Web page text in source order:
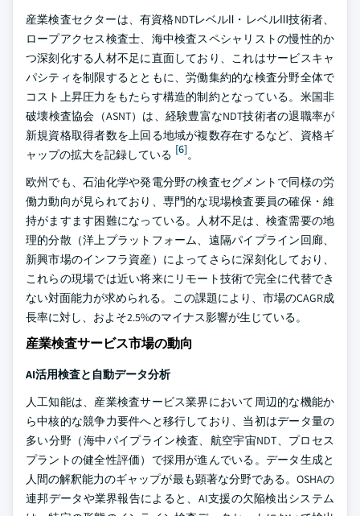
産業検査セクターは、有資格NDTレベルⅡ・レベルⅢ技術者、
ロープアクセス検査士、海中検査スペシャリストの慢性的か
つ深刻化する人材不足に直面しており、これはサービスキャ
パシティを制限するとともに、労働集約的な検査分野全体で
コスト上昇圧力をもたらす構造的制約となっている。米国非
破壊検査協会（ASNT）は、経験豊富なNDT技術者の退職率が
新規資格取得者数を上回る地域が複数存在するなど、資格ギ
ャップの拡大を記録している [6]。
欧州でも、石油化学や発電分野の検査セグメントで同様の労
働力動向が見られており、専門的な現場検査要員の確保・維
持がますます困難になっている。人材不足は、検査需要の地
理的分散（洋上プラットフォーム、遠隔パイプライン回廊、
新興市場のインフラ資産）によってさらに深刻化しており、
これらの現場では近い将来にリモート技術で完全に代替でき
ない対面能力が求められる。この課題により、市場のCAGR成
長率に対し、およそ2.5%のマイナス影響が生じている。
産業検査サービス市場の動向
AI活用検査と自動データ分析
人工知能は、産業検査サービス業界において周辺的な機能か
ら中核的な競争力要件へと移行しており、当初はデータ量の
多い分野（海中パイプライン検査、航空宇宙NDT、プロセス
プラントの健全性評価）で採用が進んでいる。データ生成と
人間の解釈能力のギャップが最も顕著な分野である。OSHAの
連邦データや業界報告によると、AI支援の欠陥検出システム